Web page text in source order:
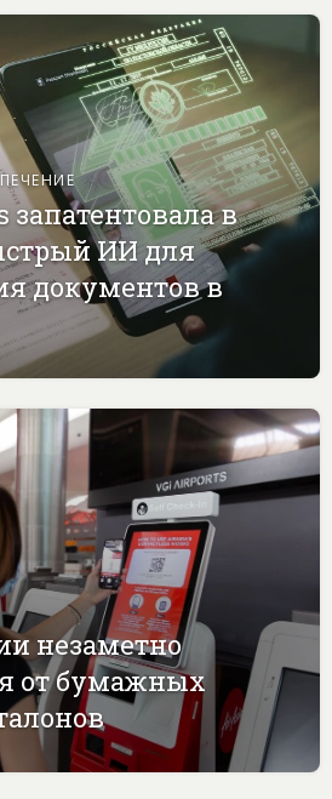
запатентовала в
ИИ для
документов в
незаметно
от бумажных